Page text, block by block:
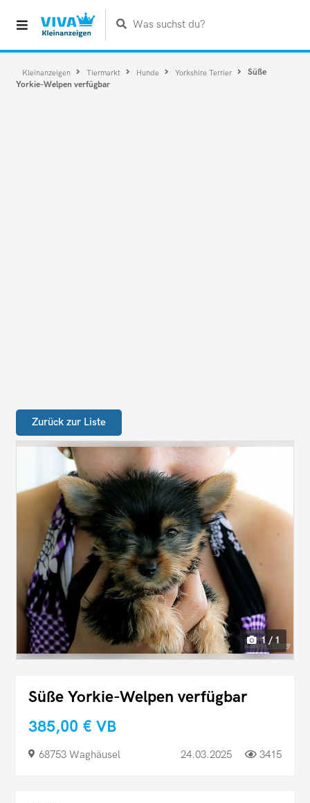
Was suchst du?
Kleinanzeigen Tiermarkt Hunde Yorkshire Terrier
Süße
Yorkie-Welpen verfügbar
Zurück zur Liste
1 / 1
Süße Yorkie-Welpen verfügbar
385,00 € VB
68753 Waghäusel 24.03.2025 3415